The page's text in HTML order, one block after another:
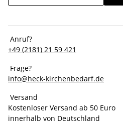
Anruf?
+49 (2181) 21 59 421
Frage?
info@heck-kirchenbedarf.de
Versand
Kostenloser Versand ab 50 Euro
innerhalb von Deutschland